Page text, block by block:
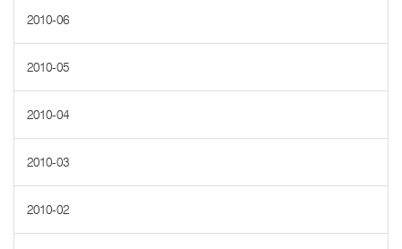
2010-06
2010-05
2010-04
2010-03
2010-02